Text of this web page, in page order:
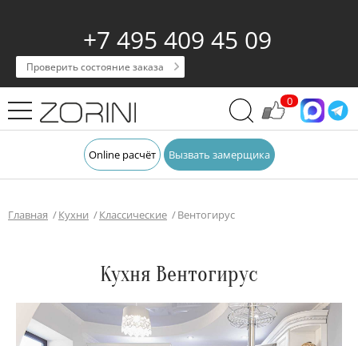
+7 495 409 45 09
Проверить состояние заказа
0
Online расчёт Вызвать замерщика
Главная Кухни Классические Вентогирус
Кухня Вентогирус